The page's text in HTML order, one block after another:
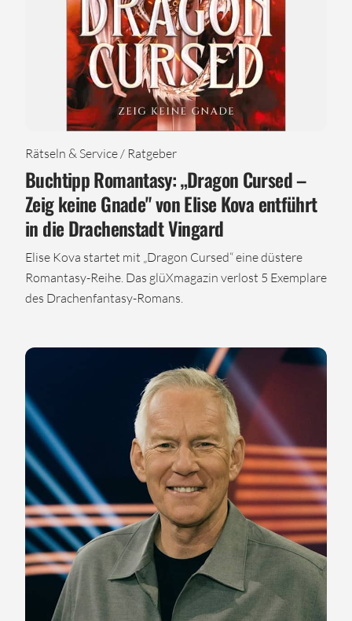
Rätseln & Service / Ratgeber
Buchtipp Romantasy: „Dragon Cursed –
Zeig keine Gnade" von Elise Kova entführt
in die Drachenstadt Vingard
Elise Kova startet mit „Dragon Cursed“ eine düstere
Romantasy-Reihe. Das glüXmagazin verlost 5 Exemplare
des Drachenfantasy-Romans.